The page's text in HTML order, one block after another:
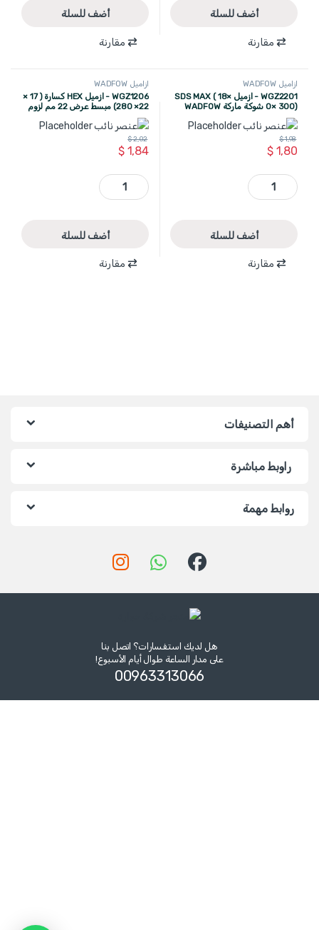
أضف للسلة
مقارنة
أضف للسلة
مقارنة
ازاميل WADFOW
WGZ2201 - ازميل SDS MAX ( 18×
0× 300) شوكة ماركة WADFOW
$1,80
$1,98
WGZ2201 - ازميل SDS MAX ( 18× 0× 300) شوكة ماركة WADFOW quantity
أضف للسلة
مقارنة
ازاميل WADFOW
WGZ1206 - ازميل HEX كسارة ( 17 ×
22× 280) مبسط عرض 22 مم لزوم
كسارة 1300 واط WADFOW
$1,84
$2,02
WGZ1206 - ازميل HEX كسارة ( 17 × 22× 280) مبسط عرض 22 مم لزوم كسارة 1300 واط WADFOW quantity
أضف للسلة
مقارنة
أهم التصنيفات
راوبط مباشرة
روابط مهمة
هل لديك استفسارات؟ اتصل بنا
على مدار الساعة طوال أيام الأسبوع!
00963313066‏